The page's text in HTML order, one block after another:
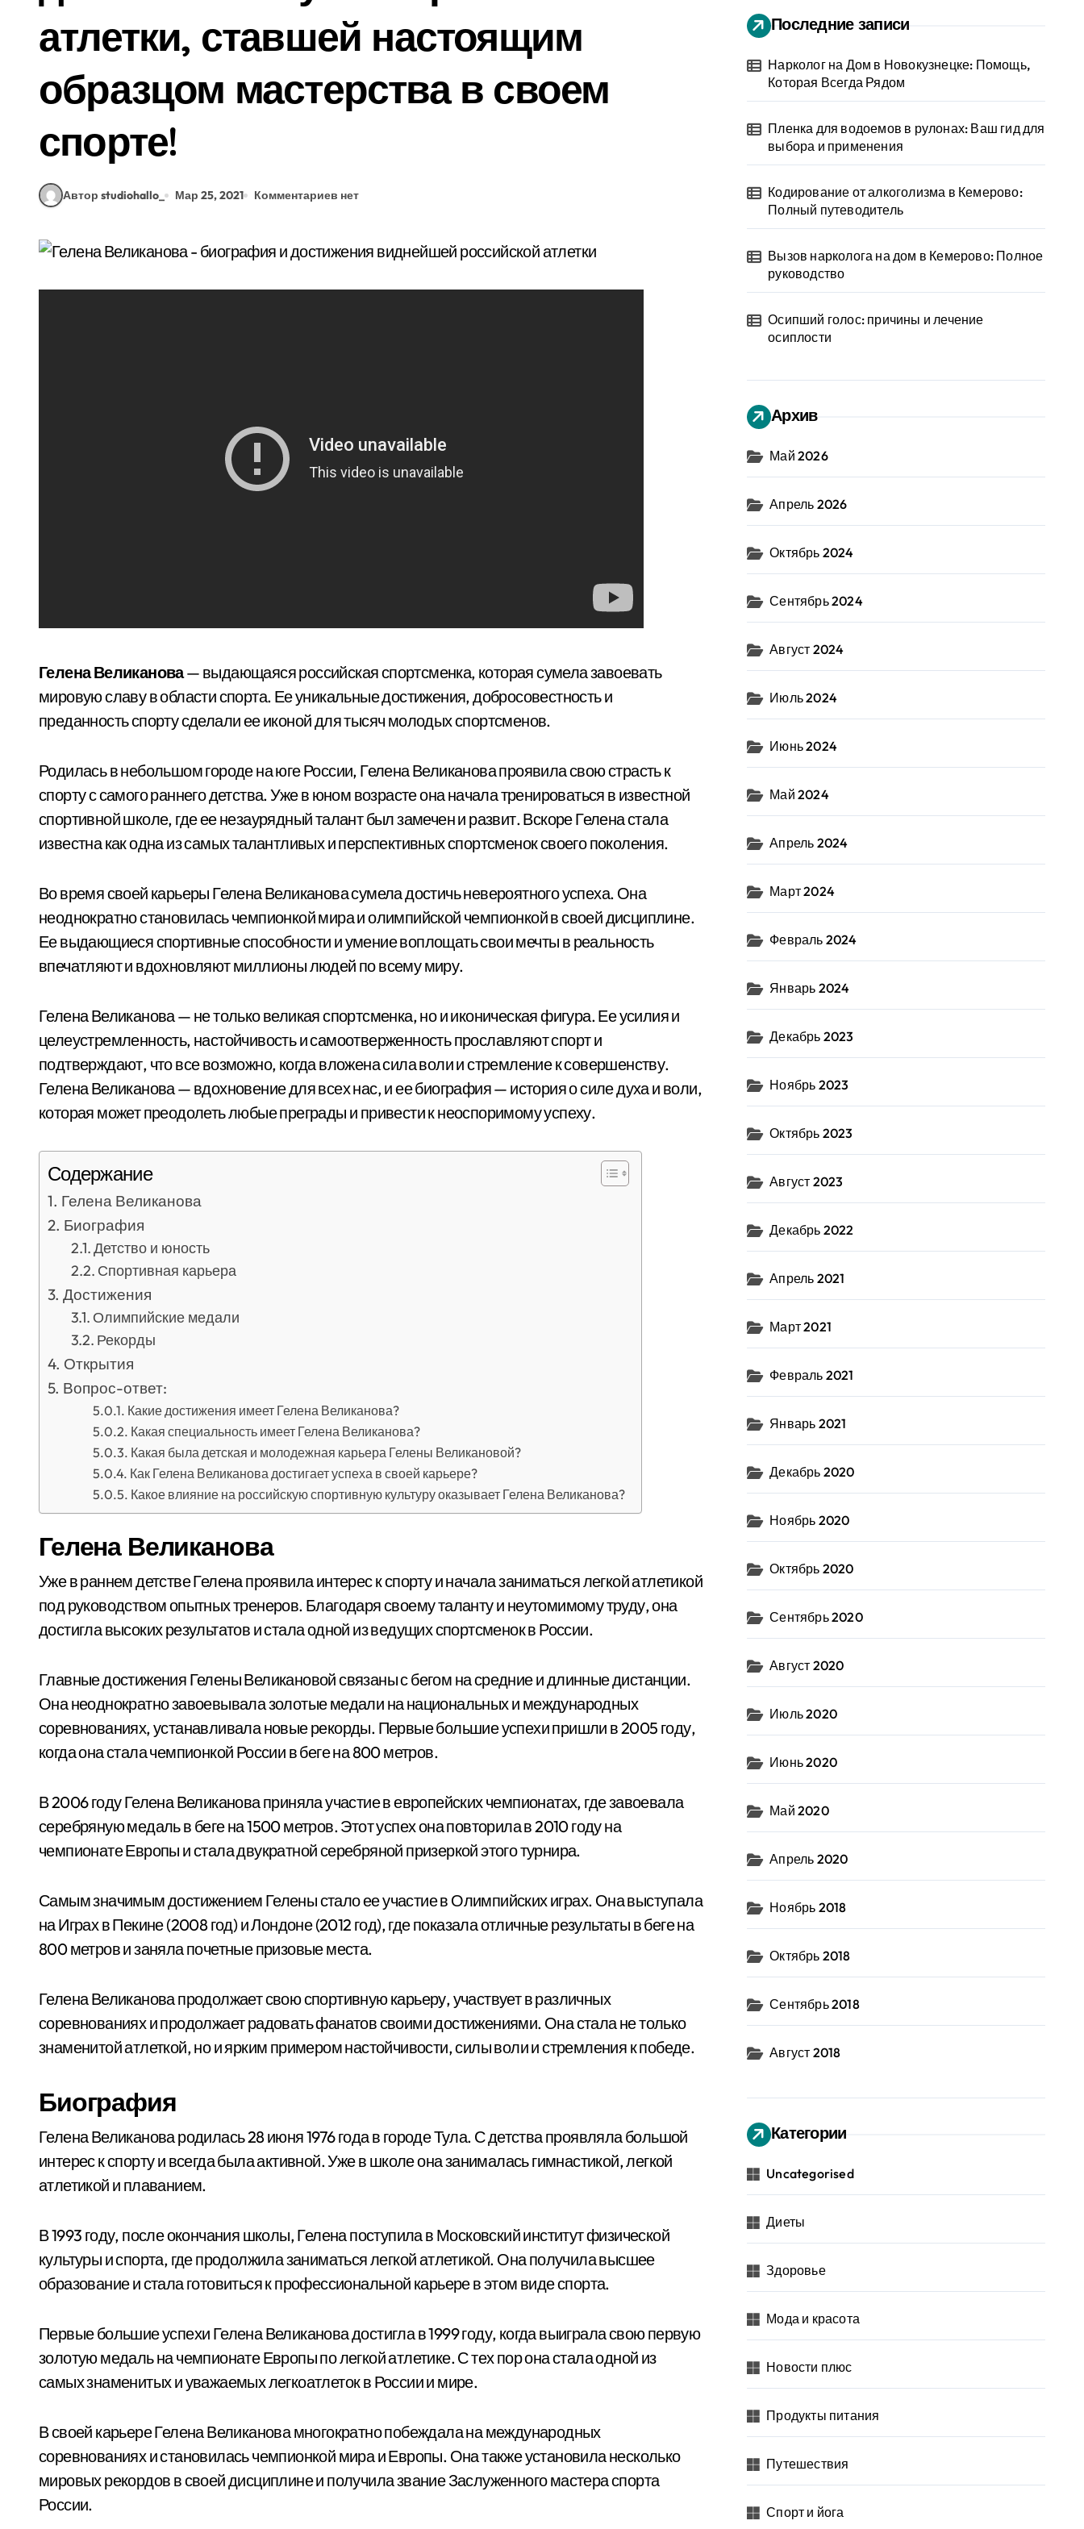
атлетки, ставшей настоящим
образцом мастерства в своем
спорте!
Автор studiohallo_ Мар 25, 2021 Комментариев нет
Гелена Великанова— выдающаяся российская спортсменка, которая сумела завоевать
мировую славу в области спорта. Ее уникальные достижения, добросовестность и
преданность спорту сделали ее иконой для тысяч молодых спортсменов.
Родилась в небольшом городе на юге России, Гелена Великанова проявила свою страсть к
спорту с самого раннего детства. Уже в юном возрасте она начала тренироваться в известной
спортивной школе, где ее незаурядный талант был замечен и развит. Вскоре Гелена стала
известна как одна из самых талантливых и перспективных спортсменок своего поколения.
Во время своей карьеры Гелена Великанова сумела достичь невероятного успеха. Она
неоднократно становилась чемпионкой мира и олимпийской чемпионкой в своей дисциплине.
Ее выдающиеся спортивные способности и умение воплощать свои мечты в реальность
впечатляют и вдохновляют миллионы людей по всему миру.
Гелена Великанова — не только великая спортсменка, но и иконическая фигура. Ее усилия и
целеустремленность, настойчивость и самоотверженность прославляют спорт и
подтверждают, что все возможно, когда вложена сила воли и стремление к совершенству.
Гелена Великанова — вдохновение для всех нас, и ее биография — история о силе духа и воли,
которая может преодолеть любые преграды и привести к неоспоримому успеху.
Содержание
Гелена Великанова
Биография
Детство и юность
Спортивная карьера
Достижения
Олимпийские медали
Рекорды
Открытия
Вопрос-ответ:
Какие достижения имеет Гелена Великанова?
Какая специальность имеет Гелена Великанова?
Какая была детская и молодежная карьера Гелены Великановой?
Как Гелена Великанова достигает успеха в своей карьере?
Какое влияние на российскую спортивную культуру оказывает Гелена Великанова?
Гелена Великанова
Уже в раннем детстве Гелена проявила интерес к спорту и начала заниматься легкой атлетикой
под руководством опытных тренеров. Благодаря своему таланту и неутомимому труду, она
достигла высоких результатов и стала одной из ведущих спортсменок в России.
Главные достижения Гелены Великановой связаны с бегом на средние и длинные дистанции.
Она неоднократно завоевывала золотые медали на национальных и международных
соревнованиях, устанавливала новые рекорды. Первые большие успехи пришли в 2005 году,
когда она стала чемпионкой России в беге на 800 метров.
В 2006 году Гелена Великанова приняла участие в европейских чемпионатах, где завоевала
серебряную медаль в беге на 1500 метров. Этот успех она повторила в 2010 году на
чемпионате Европы и стала двукратной серебряной призеркой этого турнира.
Самым значимым достижением Гелены стало ее участие в Олимпийских играх. Она выступала
на Играх в Пекине (2008 год) и Лондоне (2012 год), где показала отличные результаты в беге на
800 метров и заняла почетные призовые места.
Гелена Великанова продолжает свою спортивную карьеру, участвует в различных
соревнованиях и продолжает радовать фанатов своими достижениями. Она стала не только
знаменитой атлеткой, но и ярким примером настойчивости, силы воли и стремления к победе.
Биография
Гелена Великанова родилась 28 июня 1976 года в городе Тула. С детства проявляла большой
интерес к спорту и всегда была активной. Уже в школе она занималась гимнастикой, легкой
атлетикой и плаванием.
В 1993 году, после окончания школы, Гелена поступила в Московский институт физической
культуры и спорта, где продолжила заниматься легкой атлетикой. Она получила высшее
образование и стала готовиться к профессиональной карьере в этом виде спорта.
Первые большие успехи Гелена Великанова достигла в 1999 году, когда выиграла свою первую
золотую медаль на чемпионате Европы по легкой атлетике. С тех пор она стала одной из
самых знаменитых и уважаемых легкоатлеток в России и мире.
В своей карьере Гелена Великанова многократно побеждала на международных
соревнованиях и становилась чемпионкой мира и Европы. Она также установила несколько
мировых рекордов в своей дисциплине и получила звание Заслуженного мастера спорта
России.
Последние записи
Нарколог на Дом в Новокузнецке: Помощь,
Которая Всегда Рядом
Пленка для водоемов в рулонах: Ваш гид для
выбора и применения
Кодирование от алкоголизма в Кемерово:
Полный путеводитель
Вызов нарколога на дом в Кемерово: Полное
руководство
Осипший голос: причины и лечение
осиплости
Архив
Май 2026
Апрель 2026
Октябрь 2024
Сентябрь 2024
Август 2024
Июль 2024
Июнь 2024
Май 2024
Апрель 2024
Март 2024
Февраль 2024
Январь 2024
Декабрь 2023
Ноябрь 2023
Октябрь 2023
Август 2023
Декабрь 2022
Апрель 2021
Март 2021
Февраль 2021
Январь 2021
Декабрь 2020
Ноябрь 2020
Октябрь 2020
Сентябрь 2020
Август 2020
Июль 2020
Июнь 2020
Май 2020
Апрель 2020
Ноябрь 2018
Октябрь 2018
Сентябрь 2018
Август 2018
Категории
Uncategorised
Диеты
Здоровье
Мода и красота
Новости плюс
Продукты питания
Путешествия
Спорт и йога